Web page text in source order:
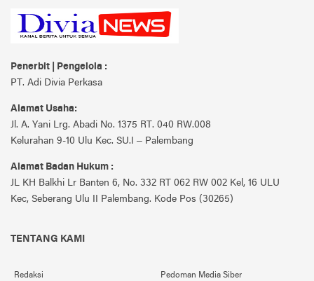
Penerbit | Pengelola :
PT. Adi Divia Perkasa
Alamat Usaha:
Jl. A. Yani Lrg. Abadi No. 1375 RT. 040 RW.008
Kelurahan 9-10 Ulu Kec. SU.I – Palembang
Alamat Badan Hukum :
JL KH Balkhi Lr Banten 6, No. 332 RT 062 RW 002 Kel, 16 ULU
Kec, Seberang Ulu II Palembang. Kode Pos (30265)
TENTANG KAMI
Redaksi Pedoman Media Siber